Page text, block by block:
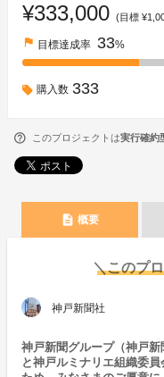
¥333,000 (目標
flag 目標達成率 33%
購入数 333
このプロジェクトは実行確約
description 概要
＼このプ
神戸新聞社
神戸新聞グループ（神戸新
と神戸ルミナリエ組織委